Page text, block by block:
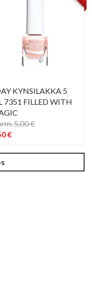
KYNSILAKKA 5
7351 FILLED WITH
5,00 €
€